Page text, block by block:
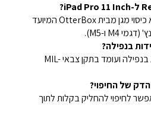
חיפוי ה-React Folio הוא כיסוי מגן מבית OtterBox המיועד
בנפילה?
כן, החיפוי נבדק לעמידות בנפילה ועומד בתקן צבאי MIL-
של החיפוי?
לחיפוי להחליק בקלות לתוך